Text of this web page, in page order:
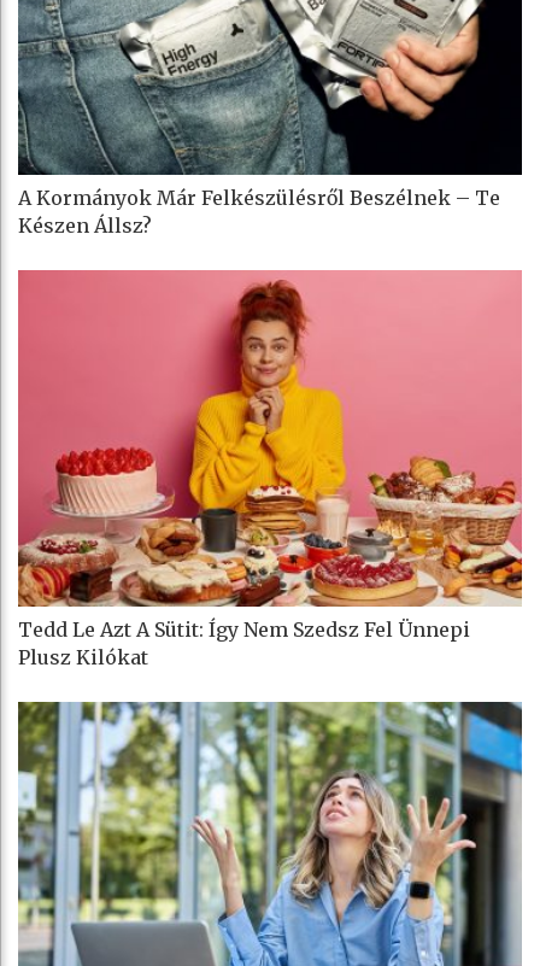
A Kormányok Már Felkészülésről Beszélnek – Te
Készen Állsz?
Tedd Le Azt A Sütit: Így Nem Szedsz Fel Ünnepi
Plusz Kilókat